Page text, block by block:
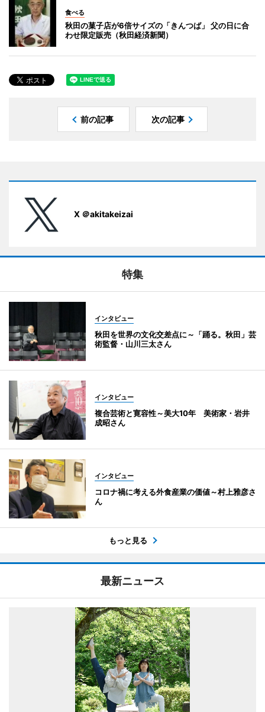
食べる
秋田の菓子店が6倍サイズの「きんつば」 父の日に合
わせ限定販売（秋田経済新聞）
前の記事 次の記事
X ＠akitakeizai
特集
インタビュー
秋田を世界の文化交差点に～「踊る。秋田」芸
術監督・山川三太さん
インタビュー
複合芸術と寛容性～美大10年 美術家・岩井
成昭さん
インタビュー
コロナ禍に考える外食産業の価値～村上雅彦さ
ん
もっと見る
最新ニュース